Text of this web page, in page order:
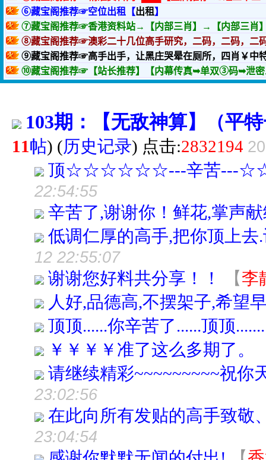
103期：【无敌神算】（平
11帖) (历史记录) 点击:2832194
顶☆☆☆☆☆☆---辛苦---
22:54:55
辛苦了,谢谢你！鲜花,掌声
低调仁厚的高手,把你顶上
12 22:55:07
谢谢您好料共分享！！ 【李
人好,品德高,不摆架子,希望
顶顶......你辛苦了......顶顶.......
￥￥￥￥准了这么多期了。
请继续精彩~~~~~~~~~祝你
23:02:56
在此向所有发贴的高手致敬
23:04:54